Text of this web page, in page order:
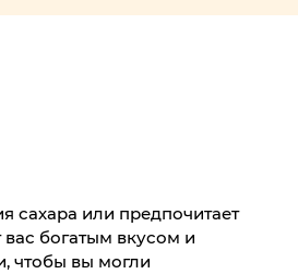
сахара или предпочитает
богатым вкусом и
чтобы вы могли